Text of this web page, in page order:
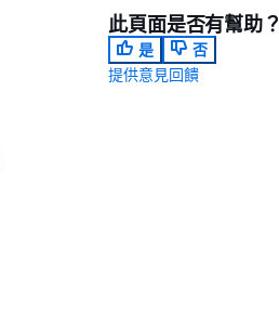
此頁面是否有幫助？
是
否
提供意見回饋